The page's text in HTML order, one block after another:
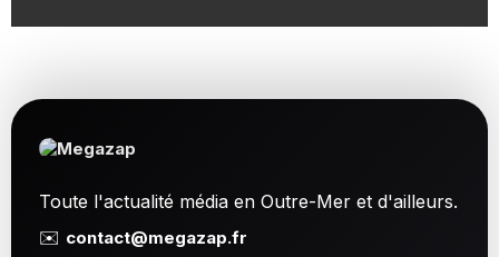
Toute l'actualité média en Outre-Mer et d'ailleurs.
✉️ contact@megazap.fr